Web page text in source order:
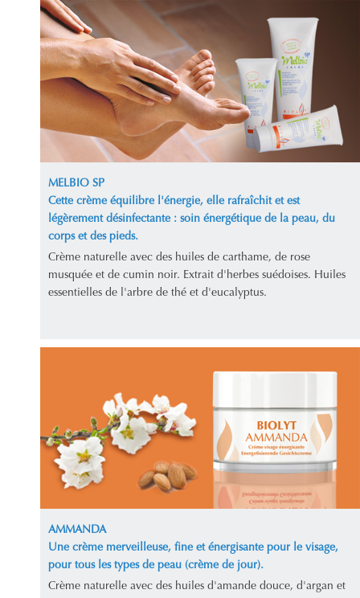
MELBIO SP
Cette crème équilibre l'énergie, elle rafraîchit et est
légèrement désinfectante : soin énergétique de la peau, du
corps et des pieds.
Crème naturelle avec des huiles de carthame, de rose
musquée et de cumin noir. Extrait d'herbes suédoises. Huiles
essentielles de l'arbre de thé et d'eucalyptus.
AMMANDA
Une crème merveilleuse, fine et énergisante pour le visage,
pour tous les types de peau (crème de jour).
Crème naturelle avec des huiles d'amande douce, d'argan et